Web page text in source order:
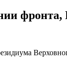
фронта,